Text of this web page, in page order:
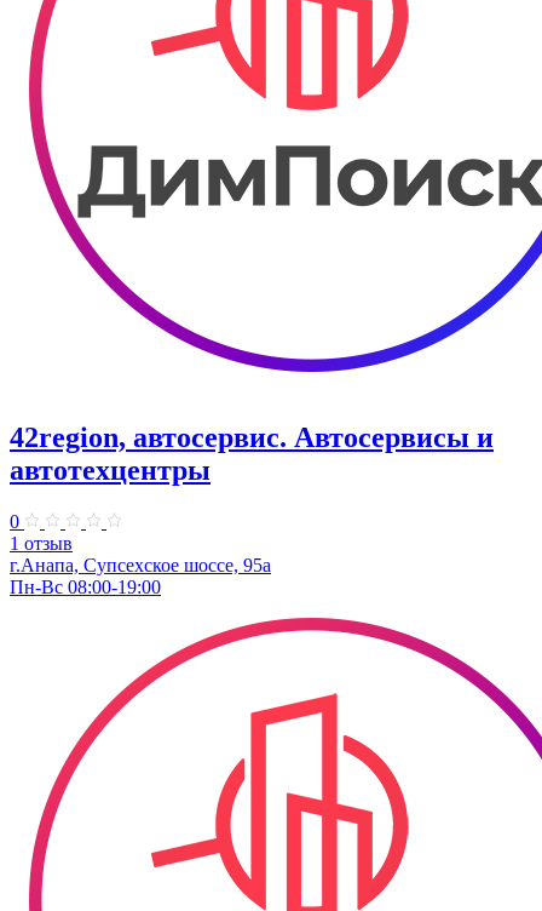
42region, автосервис. Автосервисы и
автотехцентры
0
1 отзыв
г.Анапа, Супсехское шоссе, 95а
Пн-Вс 08:00-19:00